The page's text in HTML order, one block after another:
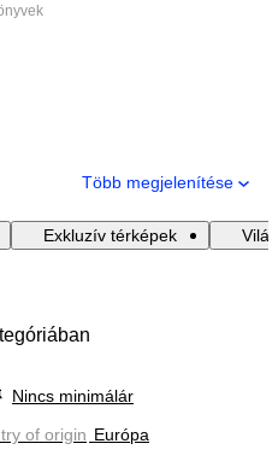
Több megjelenítése
Exkluzív térképek
Nincs minimálár
of origin Európa